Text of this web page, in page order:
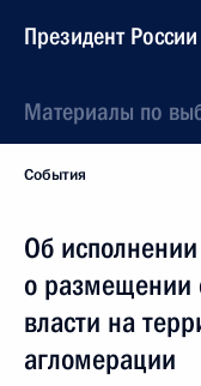
Президент России
Материалы по
События
Об
о размещении
власти на
агломерации